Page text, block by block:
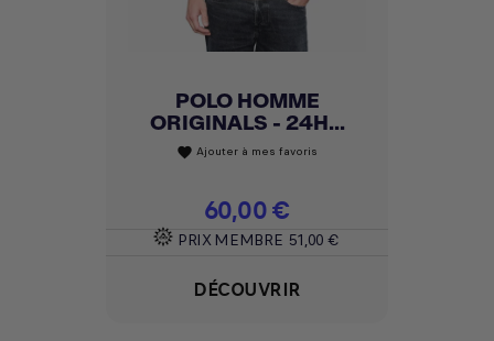
POLO HOMME
ORIGINALS - 24H...
favorite Ajouter à mes favoris
Prix
60,00 €
PRIX MEMBRE 51,00 €
DÉCOUVRIR